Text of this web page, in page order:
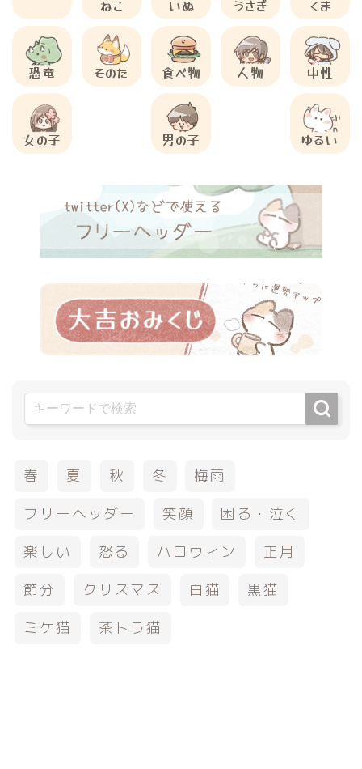
ねこ いぬ うさぎ くま
恐竜 そのた 食べ物 人物 中性
女の子 男の子 ゆるい
春 夏 秋 冬
梅雨
フリーヘッダー
笑顔
困る・泣く
楽しい
怒る ハロウィン
正月
節分
クリスマス 白猫
黒猫
ミケ猫
茶トラ猫